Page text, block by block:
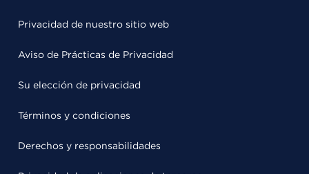
Privacidad de nuestro sitio web
Aviso de Prácticas de Privacidad
Su elección de privacidad
Términos y condiciones
Derechos y responsabilidades